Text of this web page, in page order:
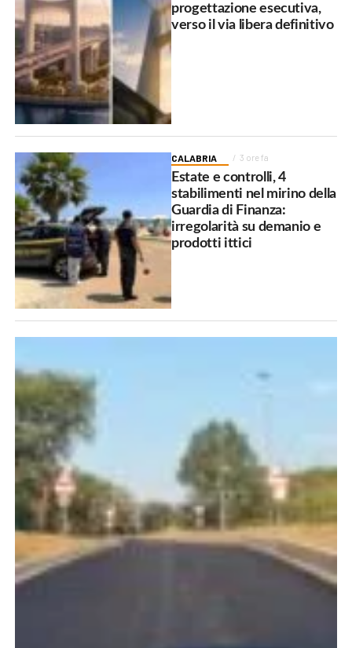
progettazione esecutiva,
verso il via libera definitivo
CALABRIA 3 ore fa
Estate e controlli, 4
stabilimenti nel mirino della
Guardia di Finanza:
irregolarità su demanio e
prodotti ittici